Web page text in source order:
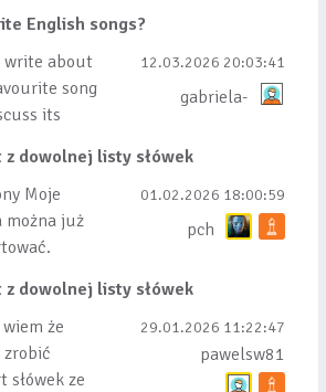
do
tez ze
English songs?
write about
song
its
12.03.2026 20:03:41
gabriela-
z dowolnej listy słówek
Moje
można już
importu
robił bo
01.02.2026 18:00:59
pch
z dowolnej listy słówek
że
zrobić
słówek ze
29.01.2026 11:22:47
pawelsw81